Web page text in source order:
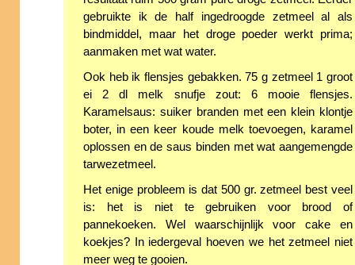
gebruikte ik de half ingedroogde zetmeel al als
bindmiddel, maar het droge poeder werkt prima;
aanmaken met wat water.
Ook heb ik flensjes gebakken. 75 g zetmeel 1 groot
ei 2 dl melk snufje zout: 6 mooie flensjes.
Karamelsaus: suiker branden met een klein klontje
boter, in een keer koude melk toevoegen, karamel
oplossen en de saus binden met wat aangemengde
tarwezetmeel.
Het enige probleem is dat 500 gr. zetmeel best veel
is: het is niet te gebruiken voor brood of
pannekoeken. Wel waarschijnlijk voor cake en
koekjes? In iedergeval hoeven we het zetmeel niet
meer weg te gooien.